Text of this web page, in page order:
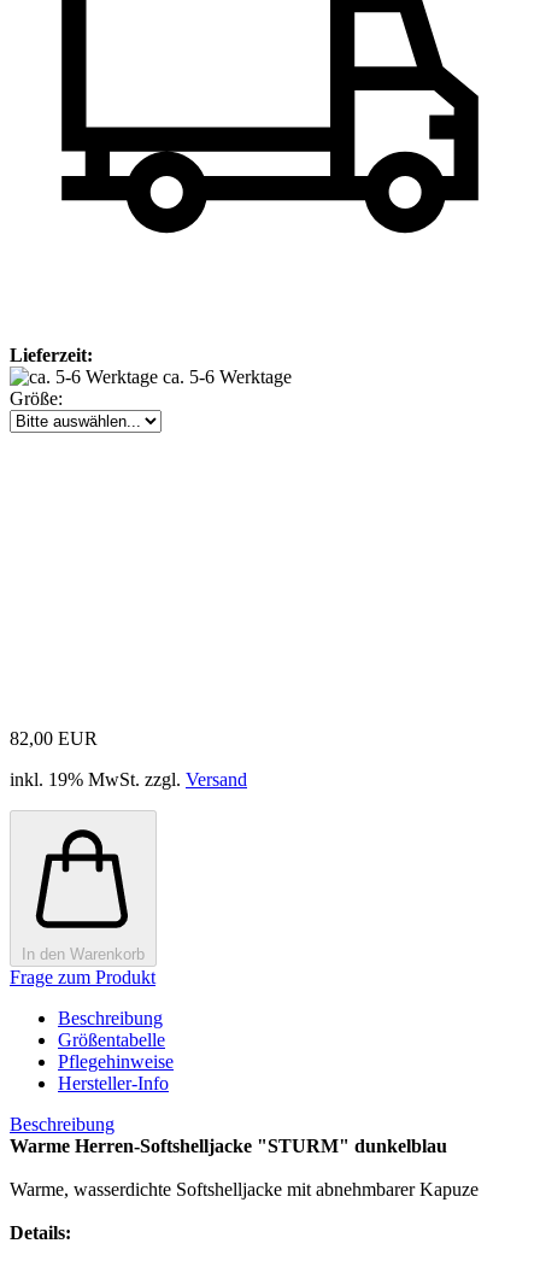
Lieferzeit:
ca. 5-6 Werktage
Größe:
82,00 EUR
inkl. 19% MwSt. zzgl. Versand
In den Warenkorb
Frage zum Produkt
Beschreibung
Größentabelle
Pflegehinweise
Hersteller-Info
Beschreibung
Warme Herren-Softshelljacke "STURM" dunkelblau
Warme, wasserdichte Softshelljacke mit abnehmbarer Kapuze
Details: